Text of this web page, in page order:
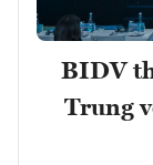
BIDV
Trung